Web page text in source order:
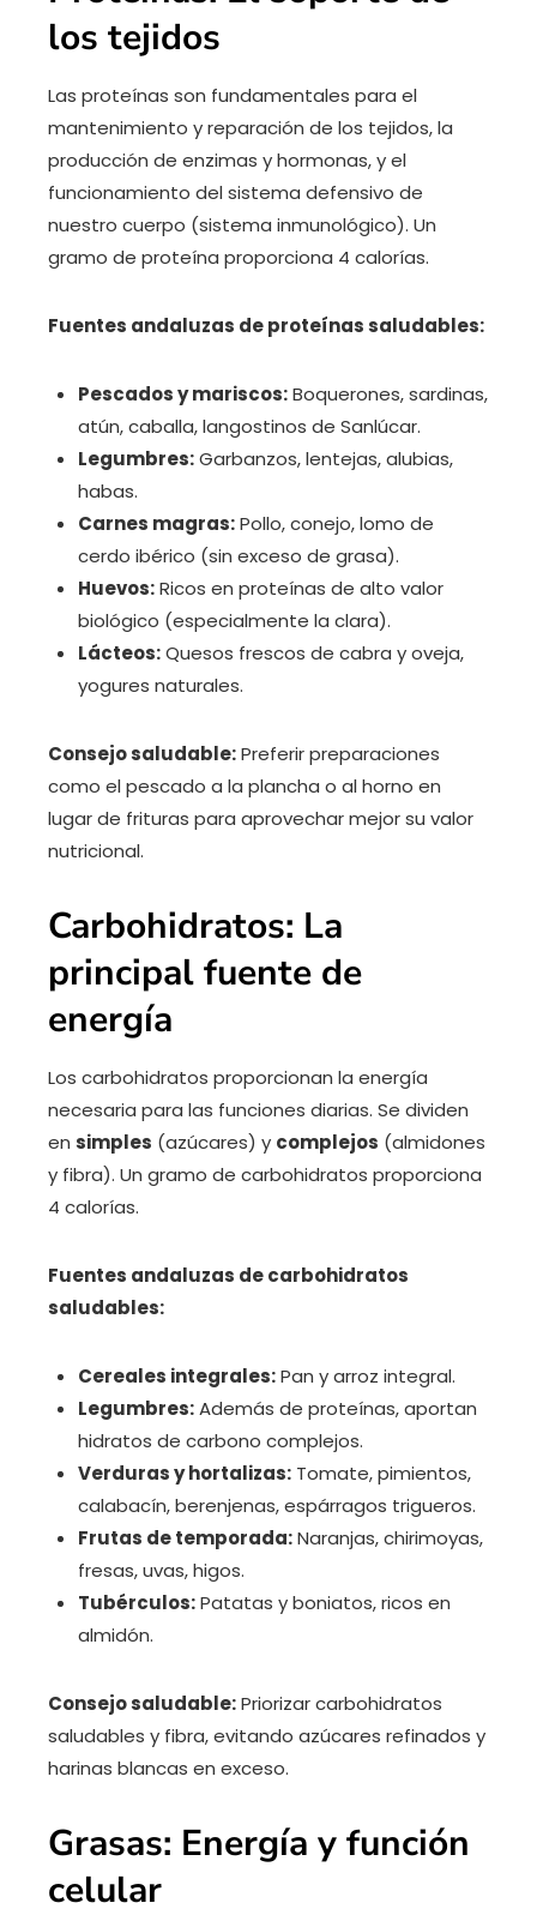
los tejidos
Las proteínas son fundamentales para el
mantenimiento y reparación de los tejidos, la
producción de enzimas y hormonas, y el
funcionamiento del sistema defensivo de
nuestro cuerpo (sistema inmunológico). Un
gramo de proteína proporciona 4 calorías.
Fuentes andaluzas de proteínas saludables:
Pescados y mariscos:Boquerones, sardinas,
atún, caballa, langostinos de Sanlúcar.
Legumbres:Garbanzos, lentejas, alubias,
habas.
Carnes magras:Pollo, conejo, lomo de
cerdo ibérico (sin exceso de grasa).
Huevos:Ricos en proteínas de alto valor
biológico (especialmente la clara).
Lácteos:Quesos frescos de cabra y oveja,
yogures naturales.
Consejo saludable:Preferir preparaciones
como el pescado a la plancha o al horno en
lugar de frituras para aprovechar mejor su valor
nutricional.
Carbohidratos: La
principal fuente de
energía
Los carbohidratos proporcionan la energía
necesaria para las funciones diarias. Se dividen
en simples (azúcares) y complejos (almidones
y fibra). Un gramo de carbohidratos proporciona
4 calorías.
Fuentes andaluzas de carbohidratos
saludables:
Cereales integrales:Pan y arroz integral.
Legumbres:Además de proteínas, aportan
hidratos de carbono complejos.
Verduras y hortalizas: Tomate, pimientos,
calabacín, berenjenas, espárragos trigueros.
Frutas de temporada:Naranjas, chirimoyas,
fresas, uvas, higos.
Tubérculos:Patatas y boniatos, ricos en
almidón.
Consejo saludable:Priorizar carbohidratos
saludables y fibra, evitando azúcares refinados y
harinas blancas en exceso.
Grasas: Energía y función
celular